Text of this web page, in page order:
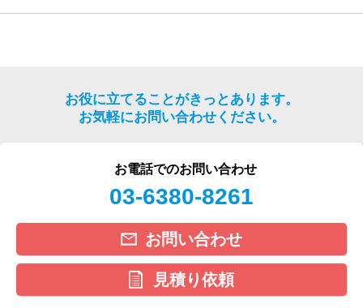
お役に立てることがきっとあります。
お気軽にお問い合わせください。
お電話でのお問い合わせ
03-6380-8261
お問い合わせ
見積り依頼